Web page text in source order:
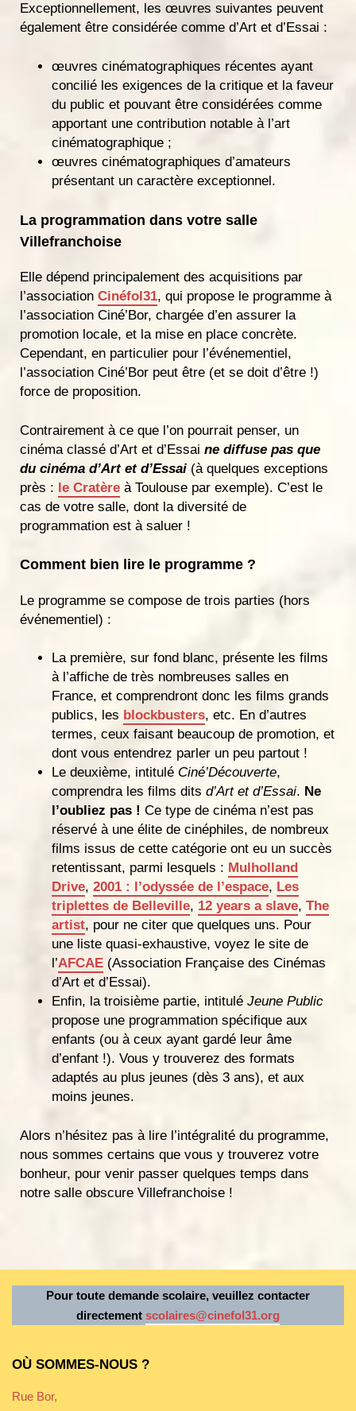
Exceptionnellement, les œuvres suivantes peuvent
également être considérée comme d’Art et d’Essai :
œuvres cinématographiques récentes ayant
concilié les exigences de la critique et la faveur
du public et pouvant être considérées comme
apportant une contribution notable à l’art
cinématographique ;
œuvres cinématographiques d’amateurs
présentant un caractère exceptionnel.
La programmation dans votre salle
Villefranchoise
Elle dépend principalement des acquisitions par
l’association Cinéfol31, qui propose le programme à
l’association Ciné’Bor, chargée d’en assurer la
promotion locale, et la mise en place concrète.
Cependant, en particulier pour l’événementiel,
l’association Ciné’Bor peut être (et se doit d’être !)
force de proposition.
Contrairement à ce que l’on pourrait penser, un
cinéma classé d’Art et d’Essai ne diffuse pas que
du cinéma d’Art et d’Essai (à quelques exceptions
près : le Cratère à Toulouse par exemple). C’est le
cas de votre salle, dont la diversité de
programmation est à saluer !
Comment bien lire le programme ?
Le programme se compose de trois parties (hors
événementiel) :
La première, sur fond blanc, présente les films
à l’affiche de très nombreuses salles en
France, et comprendront donc les films grands
publics, les blockbusters, etc. En d’autres
termes, ceux faisant beaucoup de promotion, et
dont vous entendrez parler un peu partout !
Le deuxième, intitulé Ciné’Découverte,
comprendra les films dits d’Art et d’Essai. Ne
l’oubliez pas ! Ce type de cinéma n’est pas
réservé à une élite de cinéphiles, de nombreux
films issus de cette catégorie ont eu un succès
retentissant, parmi lesquels : Mulholland
Drive, 2001 : l’odyssée de l’espace, Les
triplettes de Belleville, 12 years a slave, The
artist, pour ne citer que quelques uns. Pour
une liste quasi-exhaustive, voyez le site de
l’AFCAE (Association Française des Cinémas
d’Art et d’Essai).
Enfin, la troisième partie, intitulé Jeune Public
propose une programmation spécifique aux
enfants (ou à ceux ayant gardé leur âme
d’enfant !). Vous y trouverez des formats
adaptés au plus jeunes (dès 3 ans), et aux
moins jeunes.
Alors n’hésitez pas à lire l’intégralité du programme,
nous sommes certains que vous y trouverez votre
bonheur, pour venir passer quelques temps dans
notre salle obscure Villefranchoise !
Pour toute demande scolaire, veuillez contacter
directement scolaires@cinefol31.org
OÙ SOMMES-NOUS ?
Rue Bor,